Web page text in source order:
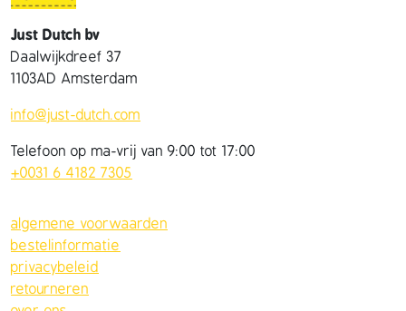
Just Dutch bv
Daalwijkdreef 37
1103AD Amsterdam
info@just-dutch.com
Telefoon op ma-vrij van 9:00 tot 17:00
+0031 6 4182 7305
algemene voorwaarden
bestelinformatie
privacybeleid
retourneren